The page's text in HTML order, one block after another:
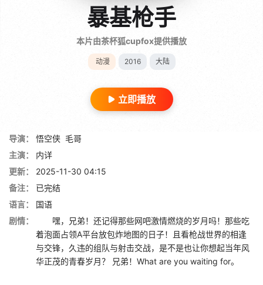
暴基枪手
本片由茶杯狐cupfox提供播放
动漫 2016 大陆
立即播放
导演： 悟空侠 毛哥
主演：
内详
更新：
2025-11-30 04:15
备注：
已完结
语言：
国语
剧情：
嘿，兄弟！还记得那些网吧激情燃烧的岁月吗！那些吃
着泡面占领A平台放包炸地图的日子！且看枪战世界的相逢
与交锋，久违的组队与射击交战，是不是也让你想起当年风
华正茂的青春岁月？ 兄弟！What are you waiting for。